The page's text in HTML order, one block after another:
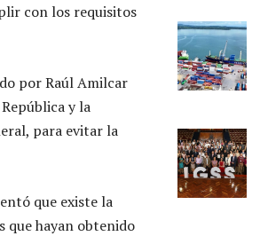
con los requisitos
por Raúl Amilcar
y la
para evitar la
que existe la
que hayan obtenido